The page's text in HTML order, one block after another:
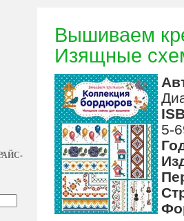
Вышиваем
Изящные
5-